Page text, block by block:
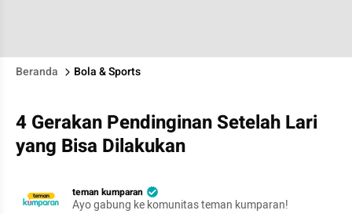
Beranda Bola & Sports
4 Gerakan Pendinginan Setelah Lari
yang Bisa Dilakukan
teman kumparan
Ayo gabung ke komunitas teman kumparan!